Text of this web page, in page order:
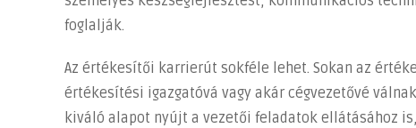
foglalják.
Az értékesítői karrierút sokféle lehet. Sokan az
értékesítési igazgatóvá vagy akár cégvezetővé
kiváló alapot nyújt a vezetői feladatok ellátásához